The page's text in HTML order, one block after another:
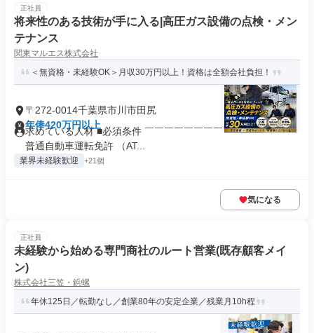
正社員
将来性のある技術が手に入る|高圧ガス設備の点検・メン
テナンス
関東マルエス株式会社
＜無資格・未経験OK＞月収30万円以上！資格は全額会社負担！
〒272-0014千葉県市川市田尻
年俸420万円以上
求めている人材 ■必須条件 ￣￣￣￣￣￣￣￣￣￣￣￣￣￣ ・
普通自動車運転免許 （AT...
業界未経験歓迎 +21個
気になる
正社員
未経験から始める専門商社のルート営業(既存顧客メイ
ン)
株式会社三笠・鋲螺
年休125日／転勤なし／創業80年の安定企業／残業月10h程